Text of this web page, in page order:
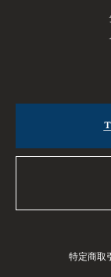
特定商取